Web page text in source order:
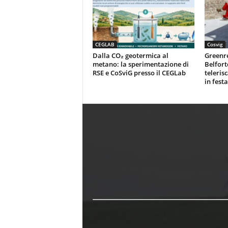
CEGLAB
Dalla CO₂ geotermica al
metano: la sperimentazione di
RSE e CoSviG presso il CEGLab
Cosvig
in